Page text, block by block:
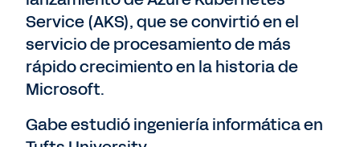
Service (AKS), que se convirtió en el
servicio de procesamiento de más
rápido crecimiento en la historia de
Microsoft.
Gabe estudió ingeniería informática en